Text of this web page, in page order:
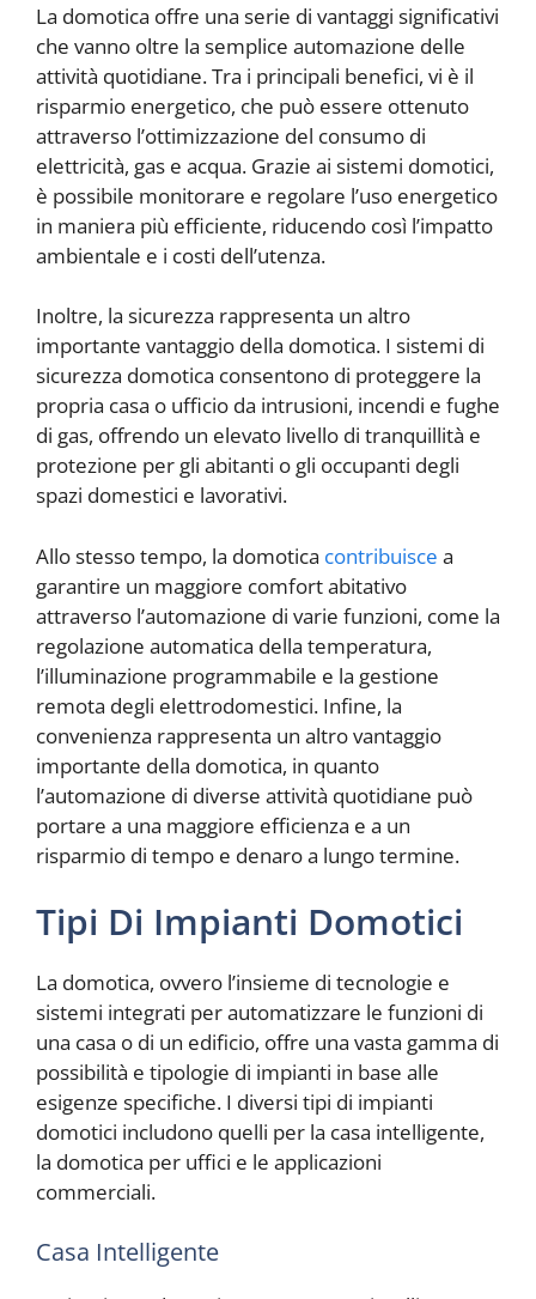
La domotica offre una serie di vantaggi significativi
che vanno oltre la semplice automazione delle
attività quotidiane. Tra i principali benefici, vi è il
risparmio energetico, che può essere ottenuto
attraverso l’ottimizzazione del consumo di
elettricità, gas e acqua. Grazie ai sistemi domotici,
è possibile monitorare e regolare l’uso energetico
in maniera più efficiente, riducendo così l’impatto
ambientale e i costi dell’utenza.
Inoltre, la sicurezza rappresenta un altro
importante vantaggio della domotica. I sistemi di
sicurezza domotica consentono di proteggere la
propria casa o ufficio da intrusioni, incendi e fughe
di gas, offrendo un elevato livello di tranquillità e
protezione per gli abitanti o gli occupanti degli
spazi domestici e lavorativi.
Allo stesso tempo, la domotica contribuisce a
garantire un maggiore comfort abitativo
attraverso l’automazione di varie funzioni, come la
regolazione automatica della temperatura,
l’illuminazione programmabile e la gestione
remota degli elettrodomestici. Infine, la
convenienza rappresenta un altro vantaggio
importante della domotica, in quanto
l’automazione di diverse attività quotidiane può
portare a una maggiore efficienza e a un
risparmio di tempo e denaro a lungo termine.
Tipi Di Impianti Domotici
La domotica, ovvero l’insieme di tecnologie e
sistemi integrati per automatizzare le funzioni di
una casa o di un edificio, offre una vasta gamma di
possibilità e tipologie di impianti in base alle
esigenze specifiche. I diversi tipi di impianti
domotici includono quelli per la casa intelligente,
la domotica per uffici e le applicazioni
commerciali.
Casa Intelligente